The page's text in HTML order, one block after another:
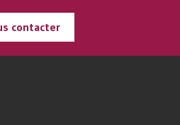
contacter